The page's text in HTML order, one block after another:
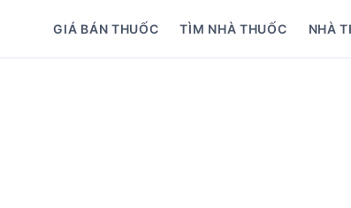
GIÁ BÁN THUỐC TÌM NHÀ THUỐC NHÀ